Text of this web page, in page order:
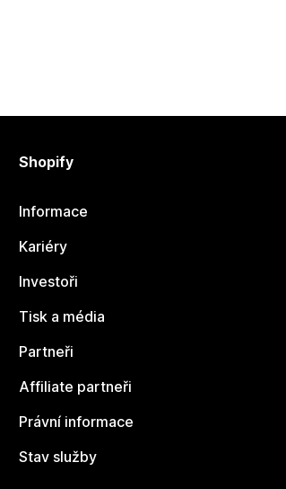
Shopify
Informace
Kariéry
Investoři
Tisk a média
Partneři
Affiliate partneři
Právní informace
Stav služby